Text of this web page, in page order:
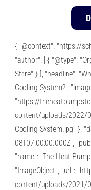
{ "@context": "https://
"author": [ { "@type":
Store" } ], "headline":
Cooling System?",
"https://
content/uploads/2022/
Cooling-System.jpg" },
08T07:00:00.000Z",
"name": "The Heat
"ImageObject", "url":
content/uploads/2021/